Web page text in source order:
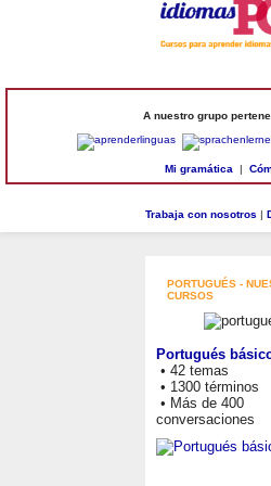
A nuestro grupo
Mi gramática |
Trabaja con nosotros |
PORTUGUÉS -
CURSOS
Portugués
• 42 temas
• 1300 términos
• Más de 400
conversaciones